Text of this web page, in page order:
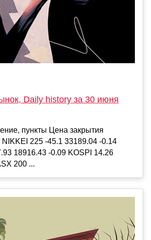
Daily history за 30 июня
пункты Цена закрытия
225 -45.1 33189.04 -0.14
18916.43 -0.09 KOSPI 14.26
200 ...